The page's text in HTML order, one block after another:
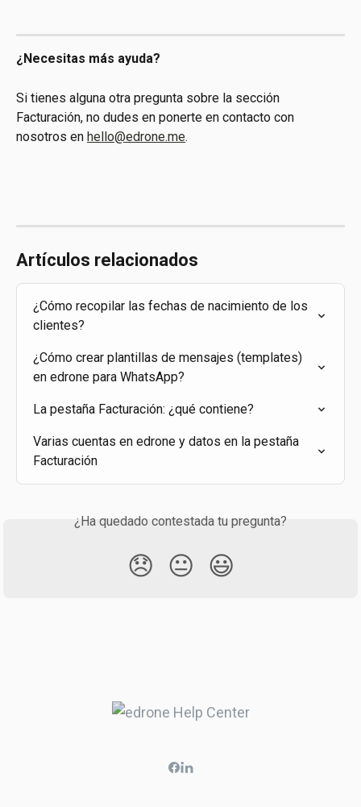
¿Necesitas más ayuda?
Si tienes alguna otra pregunta sobre la sección
Facturación, no dudes en ponerte en contacto con
nosotros en hello@edrone.me.
Artículos relacionados
¿Cómo recopilar las fechas de nacimiento de los
clientes?
¿Cómo crear plantillas de mensajes (templates)
en edrone para WhatsApp?
La pestaña Facturación: ¿qué contiene?
Varias cuentas en edrone y datos en la pestaña
Facturación
¿Ha quedado contestada tu pregunta?
😞 😐 😃